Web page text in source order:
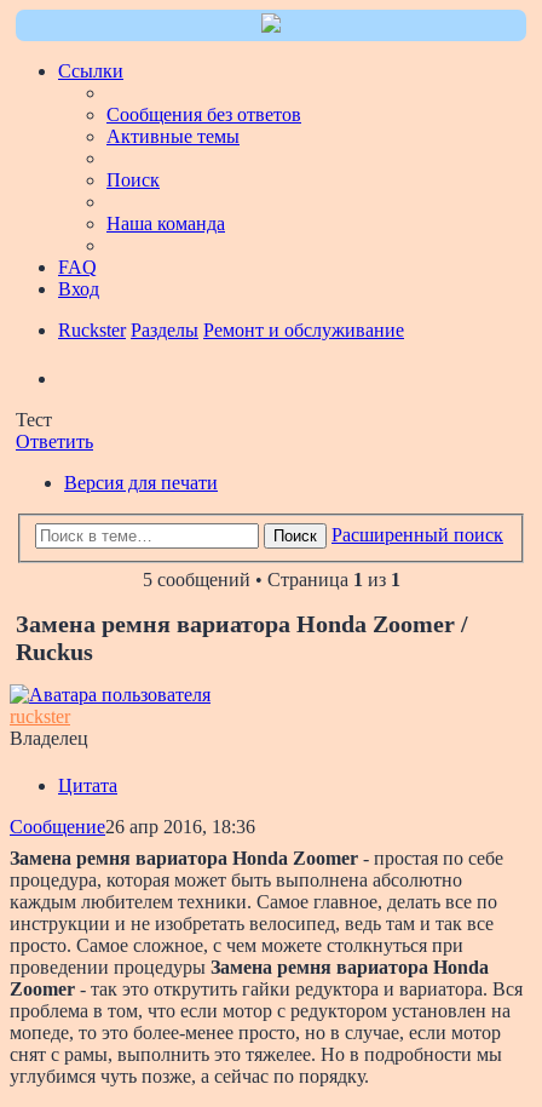
Ссылки
Сообщения без ответов
Активные темы
Поиск
Наша команда
FAQ
Вход
Ruckster Разделы Ремонт и обслуживание
Тест
Ответить
Версия для печати
Поиск Расширенный поиск
5 сообщений • Страница 1 из 1
Замена ремня вариатора Honda Zoomer /
Ruckus
ruckster
Владелец
Цитата
Сообщение26 апр 2016, 18:36
Замена ремня вариатора Honda Zoomer - простая по себе
процедура, которая может быть выполнена абсолютно
каждым любителем техники. Самое главное, делать все по
инструкции и не изобретать велосипед, ведь там и так все
просто. Самое сложное, с чем можете столкнуться при
проведении процедуры Замена ремня вариатора Honda
Zoomer - так это открутить гайки редуктора и вариатора. Вся
проблема в том, что если мотор с редуктором установлен на
мопеде, то это более-менее просто, но в случае, если мотор
снят с рамы, выполнить это тяжелее. Но в подробности мы
углубимся чуть позже, а сейчас по порядку.